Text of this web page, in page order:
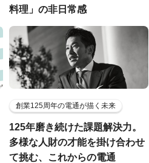
料理」の非日常感
創業125周年の電通が描く未来
125年磨き続けた課題解決力。
多様な人財の才能を掛け合わせ
て挑む、これからの電通